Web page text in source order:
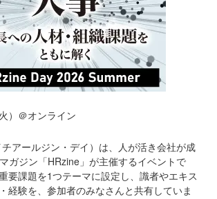
）＠オンライン
アールジン・デイ）は、人が活き会社が成
ガジン「HRzine」が主催するイベントで
要課題を1つテーマに設定し、識者やエキス
経験を、参加者のみなさんと共有していま